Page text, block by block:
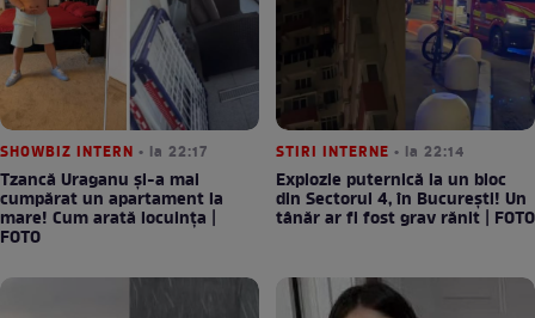
SHOWBIZ INTERN • la 22:17
Tzancă Uraganu și-a mai
cumpărat un apartament la
mare! Cum arată locuința |
FOTO
STIRI INTERNE • la 22:14
Explozie puternică la un bloc
din Sectorul 4, în București! Un
tânăr ar fi fost grav rănit | FOTO